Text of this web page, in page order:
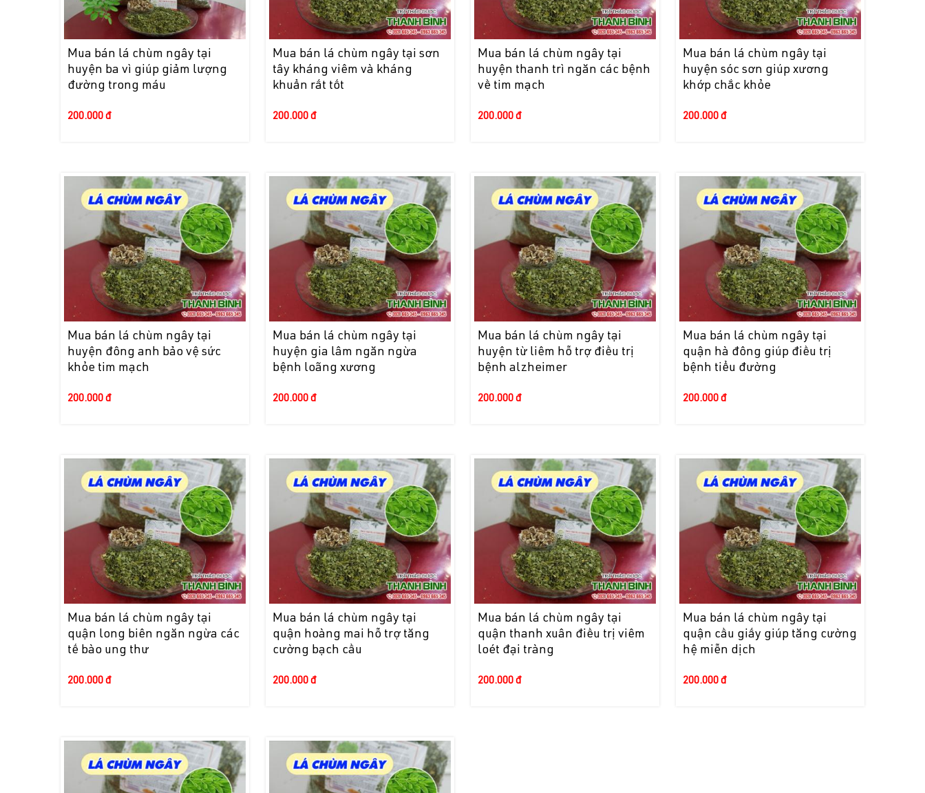
Mua bán lá chùm ngây tại
huyện ba vì giúp giảm lượng
đường trong máu
200.000 đ
Mua bán lá chùm ngây tại sơn
tây kháng viêm và kháng
khuẩn rất tốt
200.000 đ
Mua bán lá chùm ngây tại
huyện thanh trì ngăn các bệnh
về tim mạch
200.000 đ
Mua bán lá chùm ngây tại
huyện sóc sơn giúp xương
khớp chắc khỏe
200.000 đ
Mua bán lá chùm ngây tại
huyện đông anh bảo vệ sức
khỏe tim mạch
200.000 đ
Mua bán lá chùm ngây tại
huyện gia lâm ngăn ngừa
bệnh loãng xương
200.000 đ
Mua bán lá chùm ngây tại
huyện từ liêm hỗ trợ điều trị
bệnh alzheimer
200.000 đ
Mua bán lá chùm ngây tại
quận hà đông giúp điều trị
bệnh tiểu đường
200.000 đ
Mua bán lá chùm ngây tại
quận long biên ngăn ngừa các
tế bào ung thư
200.000 đ
Mua bán lá chùm ngây tại
quận hoàng mai hỗ trợ tăng
cường bạch cầu
200.000 đ
Mua bán lá chùm ngây tại
quận thanh xuân điều trị viêm
loét đại tràng
200.000 đ
Mua bán lá chùm ngây tại
quận cầu giấy giúp tăng cường
hệ miễn dịch
200.000 đ